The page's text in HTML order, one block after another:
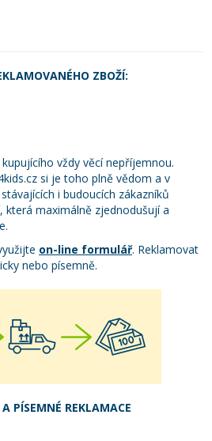
ZBOŽÍ:
vždy věcí nepříjemnou.
si je toho plně vědom a v
i budoucích zákazníků
maximálně zjednodušují a
on-line formulář. Reklamovat
nebo písemně.
PÍSEMNÉ REKLAMACE